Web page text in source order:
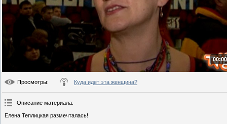
Просмотры: Куда идет эта женщина?
Описание материала:
Елена Теплицкая размечталась!